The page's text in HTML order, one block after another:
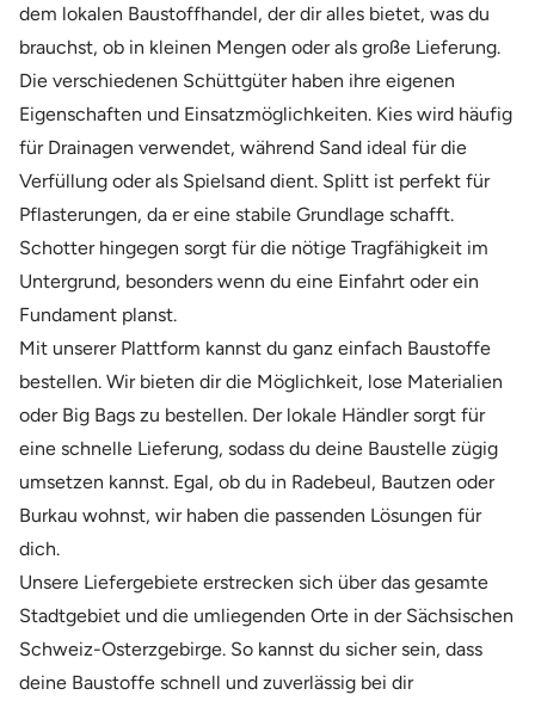
dem lokalen Baustoffhandel, der dir alles bietet, was du
brauchst, ob in kleinen Mengen oder als große Lieferung.
Die verschiedenen Schüttgüter haben ihre eigenen
Eigenschaften und Einsatzmöglichkeiten. Kies wird häufig
für Drainagen verwendet, während Sand ideal für die
Verfüllung oder als Spielsand dient. Splitt ist perfekt für
Pflasterungen, da er eine stabile Grundlage schafft.
Schotter hingegen sorgt für die nötige Tragfähigkeit im
Untergrund, besonders wenn du eine Einfahrt oder ein
Fundament planst.
Mit unserer Plattform kannst du ganz einfach Baustoffe
bestellen. Wir bieten dir die Möglichkeit, lose Materialien
oder Big Bags zu bestellen. Der lokale Händler sorgt für
eine schnelle Lieferung, sodass du deine Baustelle zügig
umsetzen kannst. Egal, ob du in Radebeul, Bautzen oder
Burkau wohnst, wir haben die passenden Lösungen für
dich.
Unsere Liefergebiete erstrecken sich über das gesamte
Stadtgebiet und die umliegenden Orte in der Sächsischen
Schweiz-Osterzgebirge. So kannst du sicher sein, dass
deine Baustoffe schnell und zuverlässig bei dir